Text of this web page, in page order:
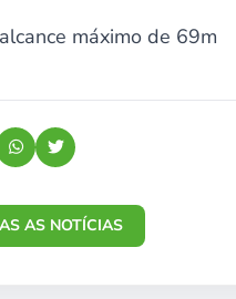
máximo de 69m
AS NOTÍCIAS